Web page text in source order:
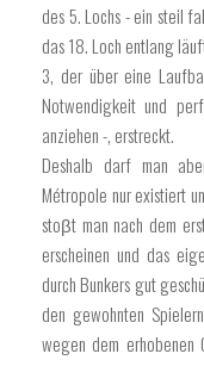
des 5. Lochs - ein steil
das 18. Loch entlang
3, der über eine
Notwendigkeit und
anziehen -, erstreckt.
Deshalb darf man
Métropole nur existiert
stoβt man nach dem
erscheinen und das
durch Bunkers gut
den gewohnten
wegen dem erhobenen